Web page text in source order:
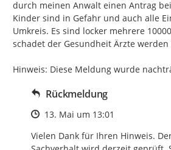
durch meinen Anwalt einen Antrag
Kinder sind in Gefahr und auch alle
Umkreis. Es sind locker mehrere
schadet der Gesundheit Ärzte
Hinweis: Diese Meldung wurde
Rückmeldung
Zeitpunkt des Erstellens
13. Mai um 13:01
Vielen Dank für Ihren Hinweis.